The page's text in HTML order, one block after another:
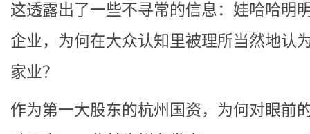
这透露出了一些不寻常的信息：娃哈哈明
企业，为何在大众认知里被理所当然地认
家业？
作为第一大股东的杭州国资，为何对眼前